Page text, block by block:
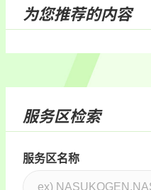
为您推荐的内容
服务区检索
服务区名称